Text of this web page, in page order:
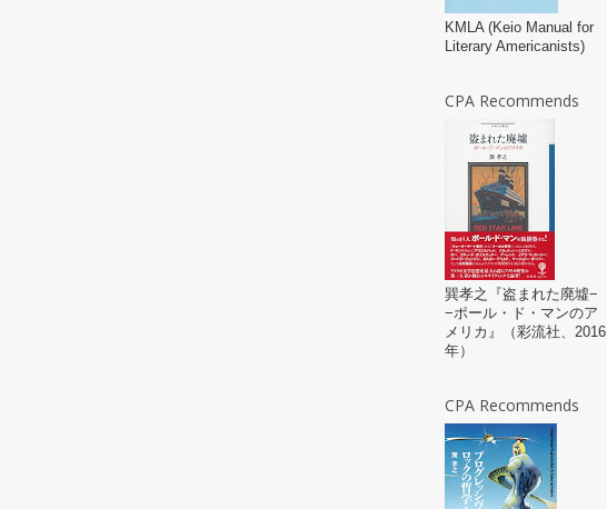
KMLA (Keio Manual for
Literary Americanists)
CPA Recommends
巽孝之『盗まれた廃墟−
−ポール・ド・マンのア
メリカ』（彩流社、2016
年）
CPA Recommends